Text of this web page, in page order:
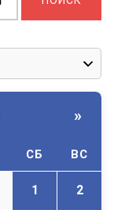
»
СБ ВС
1 2